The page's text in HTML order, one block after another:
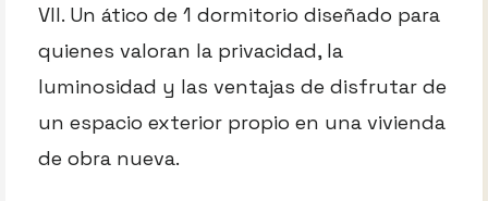
VII. Un ático de 1 dormitorio diseñado para
quienes valoran la privacidad, la
luminosidad y las ventajas de disfrutar de
un espacio exterior propio en una vivienda
de obra nueva.